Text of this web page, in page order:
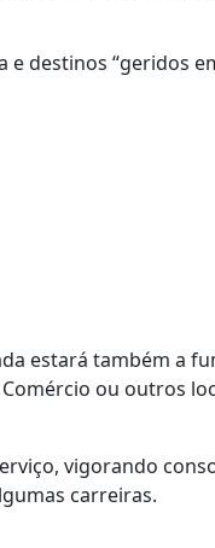
destinos “geridos
estará também a
ou outros
vigorando
carreiras.